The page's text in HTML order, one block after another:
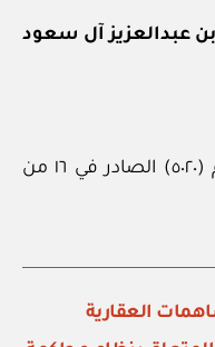
عبدالعزيز آل سعود
نشر في عدد جريدة أم القرى رقم (٥٠٢٠) الصادر في ١٦ من
العقارية